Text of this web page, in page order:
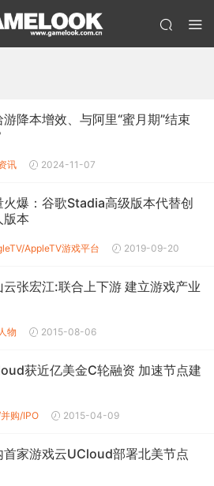
游降本增效、与阿里“蜜月期”结束
讯 2024-11-07
火爆：谷歌Stadia高级版本代替创
版本
AppleTV游戏平台 2019-09-20
云张宏江:联合上下游 建立游戏产业
物 2015-08-06
获近亿美金C轮融资 加速节点建
购/IPO 2015-04-09
首家游戏云UCloud部署北美节点